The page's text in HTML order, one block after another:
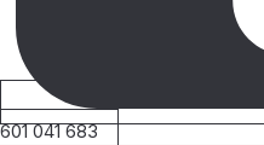
601 041 683